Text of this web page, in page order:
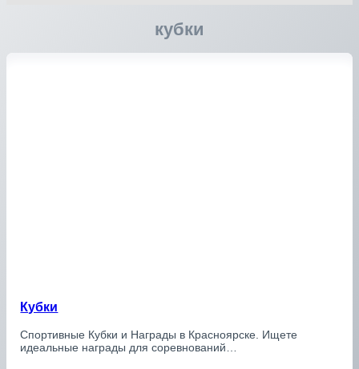
кубки
Кубки
Спортивные Кубки и Награды в Красноярске. Ищете
идеальные награды для соревнований…